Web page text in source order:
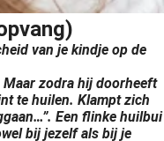
van je kindje op de
zodra hij doorheeft
te huilen. Klampt zich
Een flinke huilbui
bij jezelf als bij je